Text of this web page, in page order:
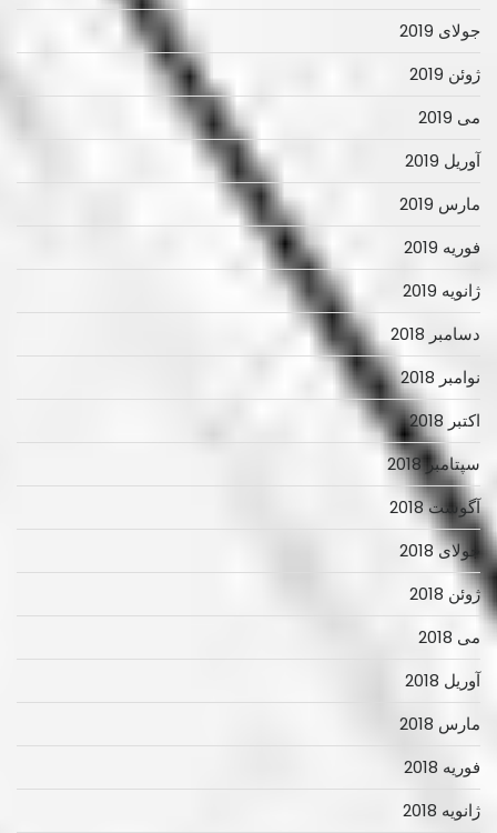
جولای 2019
ژوئن 2019
می 2019
آوریل 2019
مارس 2019
فوریه 2019
ژانویه 2019
دسامبر 2018
نوامبر 2018
اکتبر 2018
سپتامبر 2018
آگوست 2018
جولای 2018
ژوئن 2018
می 2018
آوریل 2018
مارس 2018
فوریه 2018
ژانویه 2018